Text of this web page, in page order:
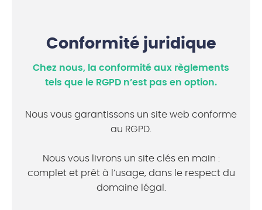
Conformité juridique
Chez nous, la conformité aux règlements
tels que le RGPD n’est pas en option.
Nous vous garantissons un site web conforme
au RGPD.
Nous vous livrons un site clés en main :
complet et prêt à l’usage, dans le respect du
domaine légal.